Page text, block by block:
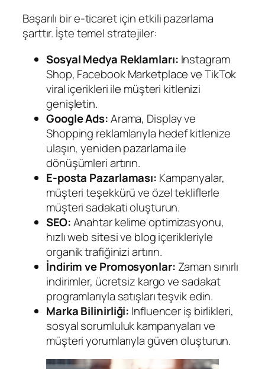
Başarılı bir e-ticaret için etkili pazarlama
şarttır. İşte temel stratejiler:
Sosyal Medya Reklamları: Instagram
Shop, Facebook Marketplace ve TikTok
viral içerikleri ile müşteri kitlenizi
genişletin.
Google Ads:Arama, Display ve
Shopping reklamlarıyla hedef kitlenize
ulaşın, yeniden pazarlama ile
dönüşümleri artırın.
E-posta Pazarlaması: Kampanyalar,
müşteri teşekkürü ve özel tekliflerle
müşteri sadakati oluşturun.
SEO:Anahtar kelime optimizasyonu,
hızlı web sitesi ve blog içerikleriyle
organik trafiğinizi artırın.
İndirim ve Promosyonlar: Zaman sınırlı
indirimler, ücretsiz kargo ve sadakat
programlarıyla satışları teşvik edin.
Marka Bilinirliği: Influencer iş birlikleri,
sosyal sorumluluk kampanyaları ve
müşteri yorumlarıyla güven oluşturun.